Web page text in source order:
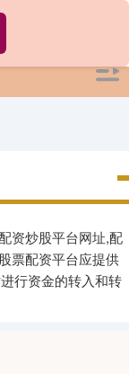
资炒股平台网址,配
票配资平台应提供
行资金的转入和转